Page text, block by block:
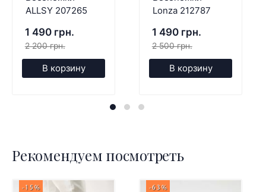
ALLSY 207265
1 490 грн.
2 200 грн.
В корзину
Lonza 212787
1 490 грн.
2 500 грн.
В корзину
Рекомендуем посмотреть
-15% -63%